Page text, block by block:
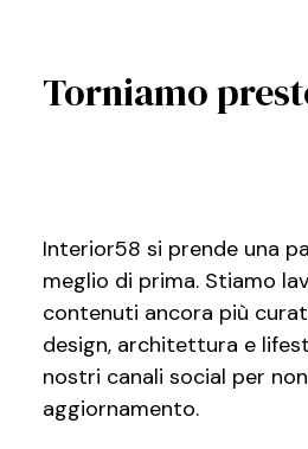
Torniamo
Interior58 si prende una
meglio di prima. Stiamo
contenuti ancora più
design, architettura e
nostri canali social per
aggiornamento.